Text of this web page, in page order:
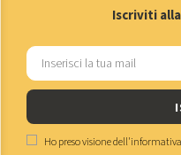
Iscriviti
Ho preso visione dell'